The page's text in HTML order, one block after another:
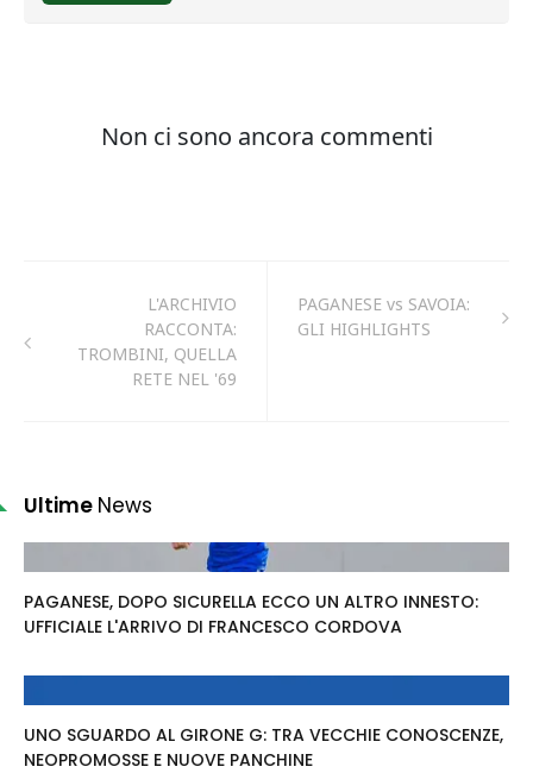
L'ARCHIVIO
RACCONTA:
TROMBINI, QUELLA
RETE NEL '69
PAGANESE vs SAVOIA:
GLI HIGHLIGHTS
Ultime News
PAGANESE, DOPO SICURELLA ECCO UN ALTRO INNESTO:
UFFICIALE L'ARRIVO DI FRANCESCO CORDOVA
UNO SGUARDO AL GIRONE G: TRA VECCHIE CONOSCENZE,
NEOPROMOSSE E NUOVE PANCHINE